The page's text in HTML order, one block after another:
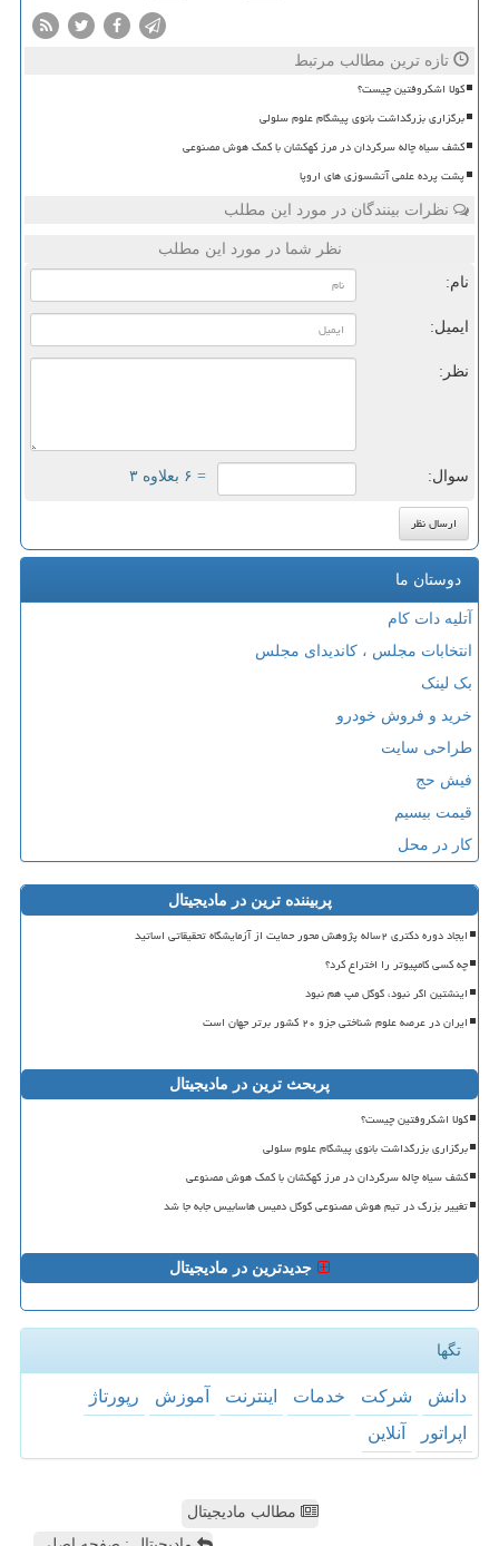
تازه ترین مطالب مرتبط
کولا اشکروفتین چیست؟
برگزاری بزرگداشت بانوی پیشگام علوم سلولی
کشف سیاه چاله سرگردان در مرز کهکشان با کمک هوش مصنوعی
پشت پرده علمی آتشسوزی های اروپا
نظرات بینندگان در مورد این مطلب
نظر شما در مورد این مطلب
نام:
ایمیل:
نظر:
سوال: = ۶ بعلاوه ۳
دوستان ما
آتلیه دات کام
انتخابات مجلس ، کاندیدای مجلس
بک لینک
خرید و فروش خودرو
طراحی سایت
فیش حج
قیمت بیسیم
کار در محل
پربیننده ترین در مادیجیتال
ایجاد دوره دکتری ۲ساله پژوهش محور حمایت از آزمایشگاه تحقیقاتی اساتید
چه کسی کامپیوتر را اختراع کرد؟
اینشتین اگر نبود، گوگل مپ هم نبود
ایران در عرصه علوم شناختی جزو ۲۰ کشور برتر جهان است
پربحث ترین در مادیجیتال
کولا اشکروفتین چیست؟
برگزاری بزرگداشت بانوی پیشگام علوم سلولی
کشف سیاه چاله سرگردان در مرز کهکشان با کمک هوش مصنوعی
تغییر بزرگ در تیم هوش مصنوعی گوگل دمیس هاسابیس جابه جا شد
جدیدترین در مادیجیتال
تگها
دانش شركت خدمات اینترنت آموزش
رپورتاژ
اپراتور
آنلاین
مطالب مادیجیتال